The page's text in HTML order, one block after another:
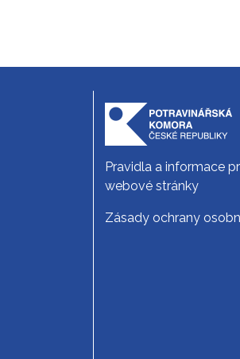
Pravidla a informace
webové stránky
Zásady ochrany